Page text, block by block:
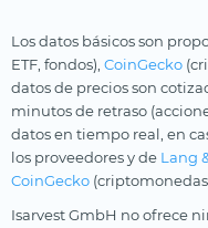
Los datos básicos son
ETF, fondos), CoinGecko
datos de precios son
minutos de retraso
datos en tiempo real, en
los proveedores y de Lang
CoinGecko
Isarvest GmbH no ofrece